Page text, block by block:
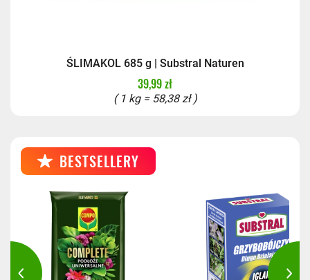
ŚLIMAKOL 685 g | Substral Naturen
39,99 zł
( 1 kg = 58,38 zł )
BESTSELLERY